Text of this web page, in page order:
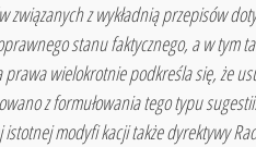
z wykładnią przepisów
stanu faktycznego, a w tym
wielokrotnie podkreśla się, że
z formułowania tego typu
modyfi kacji także dyrektywy